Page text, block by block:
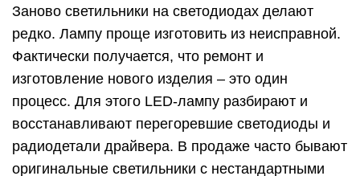
Заново светильники на светодиодах делают
редко. Лампу проще изготовить из неисправной.
Фактически получается, что ремонт и
изготовление нового изделия – это один
процесс. Для этого LED-лампу разбирают и
восстанавливают перегоревшие светодиоды и
радиодетали драйвера. В продаже часто бывают
оригинальные светильники с нестандартными